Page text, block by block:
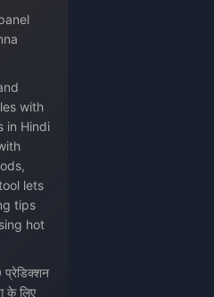
with
in Hindi
lets
tips
hot
प्रेडिक्शन
के लिए